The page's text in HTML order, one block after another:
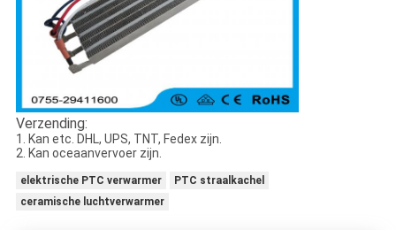
Verzending:
1. Kan etc. DHL, UPS, TNT, Fedex zijn.
2. Kan oceaanvervoer zijn.
elektrische PTC verwarmer
PTC straalkachel
ceramische luchtverwarmer